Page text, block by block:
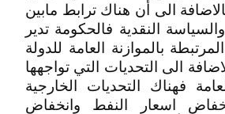
الى أن هناك ترابط مابين
النقدية فالحكومة تدير
بالموازنة العامة للدولة
الى التحديات التي تواجهها
فهناك التحديات الخارجية
اسعار النفط وانخفاض